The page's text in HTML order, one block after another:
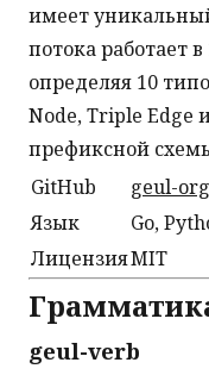
имеет
потока работает
определяя 10
Node, Triple Edge
префиксной
GitHub
geul-
Язык
Go,
ЛицензияMIT
geul-verb